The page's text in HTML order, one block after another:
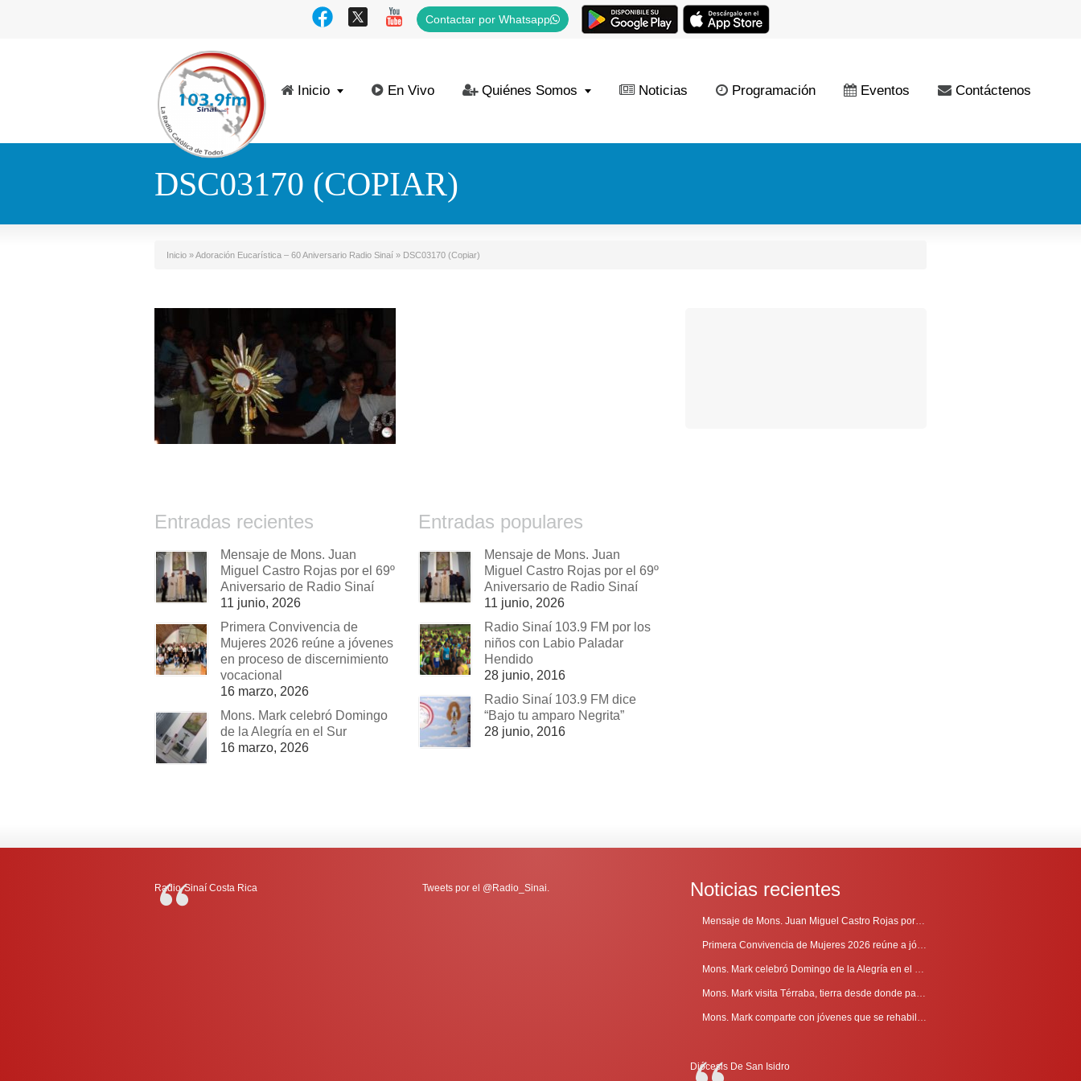
Contactar por Whatsapp
Inicio En Vivo Quiénes Somos Noticias Programación Eventos Contáctenos
DSC03170 (COPIAR)
Inicio »Adoración Eucarística – 60 Aniversario Radio Sinaí » DSC03170 (Copiar)
Entradas recientes
Mensaje de Mons. Juan
Miguel Castro Rojas por el 69º
Aniversario de Radio Sinaí
11 junio, 2026
Primera Convivencia de
Mujeres 2026 reúne a jóvenes
en proceso de discernimiento
vocacional
16 marzo, 2026
Mons. Mark celebró Domingo
de la Alegría en el Sur
16 marzo, 2026
Entradas populares
Mensaje de Mons. Juan
Miguel Castro Rojas por el 69º
Aniversario de Radio Sinaí
11 junio, 2026
Radio Sinaí 103.9 FM por los
niños con Labio Paladar
Hendido
28 junio, 2016
Radio Sinaí 103.9 FM dice
“Bajo tu amparo Negrita”
28 junio, 2016
Radio-Sinaí Costa Rica Tweets por el @Radio_Sinai. Noticias recientes
Mensaje de Mons. Juan Miguel Castro Rojas por el 69º Aniversario de Radio Sinaí
Primera Convivencia de Mujeres 2026 reúne a jóvenes en proceso de discernimiento vocacional
Mons. Mark celebró Domingo de la Alegría en el Sur
Mons. Mark visita Térraba, tierra desde donde parte la evangelización
Mons. Mark comparte con jóvenes que se rehabilitan en Comunidad Cenáculo
Diócesis De San Isidro